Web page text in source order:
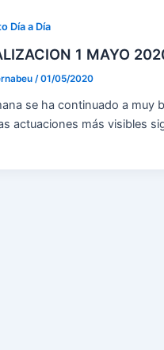
Día a Día
1 MAYO
/01/05/2020
se ha continuado a muy
actuaciones más visibles